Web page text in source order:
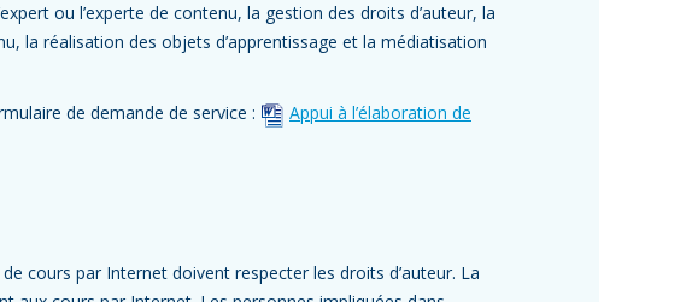
ou l’experte de contenu, la gestion des droits d’auteur, la
la réalisation des objets d’apprentissage et la médiatisation
de demande de service :
Appui à l’élaboration de
cours par Internet doivent respecter les droits d’auteur. La